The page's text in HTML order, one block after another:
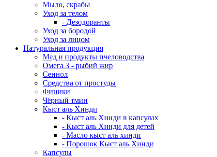
Мыло, скрабы
Уход за телом
- Дезодоранты
Уход за бородой
Уход за лицом
Натуральная продукция
Мед и продукты пчеловодства
Омега 3 - рыбий жир
Сеннол
Средства от простуды
Финики
Чёрный тмин
Кыст аль Хинди
- Кыст аль Хинди в капсулах
- Кыст аль Хинди для детей
- Масло кыст аль хинди
- Порошок Кыст аль Хинди
Капсулы